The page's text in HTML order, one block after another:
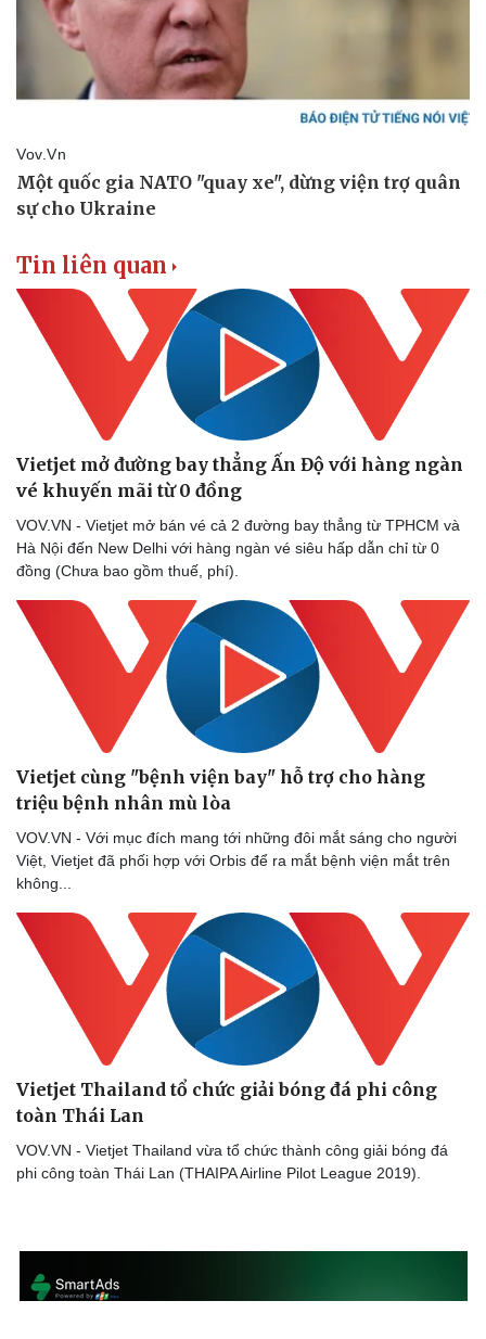
Dinh dưỡng - món ngon
Cây thuốc
Sản phụ khoa
Nhi khoa
Nam khoa
Làm đẹp - giảm cân
Phòng mạch online
Ăn sạch sống khỏe
Nhà đẹp
Tình yêu - Gia đình
Tin liên quan
Vietjet mở đường bay thẳng Ấn Độ với hàng ngàn
vé khuyến mãi từ 0 đồng
VOV.VN - Vietjet mở bán vé cả 2 đường bay thẳng từ TPHCM và
Hà Nội đến New Delhi với hàng ngàn vé siêu hấp dẫn chỉ từ 0
đồng (Chưa bao gồm thuế, phí).
Vietjet cùng "bệnh viện bay" hỗ trợ cho hàng
triệu bệnh nhân mù lòa
VOV.VN - Với mục đích mang tới những đôi mắt sáng cho người
Việt, Vietjet đã phối hợp với Orbis để ra mắt bệnh viện mắt trên
không...
Vietjet Thailand tổ chức giải bóng đá phi công
toàn Thái Lan
VOV.VN - Vietjet Thailand vừa tổ chức thành công giải bóng đá
phi công toàn Thái Lan (THAIPA Airline Pilot League 2019).